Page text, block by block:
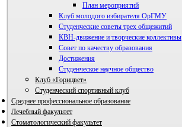
План мероприятий
Клуб молодого избирателя ОрГМУ
Студенческие советы трех общежитий
КВН-движение и творческие коллективы
ВИА "Полигон"
Совет по качеству образования
Достижения
Студенческое научное общество
Клуб «Горицвет»
Студенческий спортивный клуб
Среднее профессиональное образование
Лечебный факультет
Стоматологический факультет